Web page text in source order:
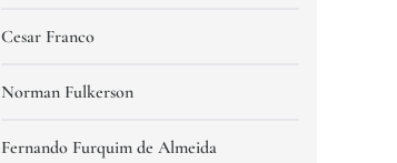
Cesar Franco
Norman Fulkerson
Fernando Furquim de Almeida